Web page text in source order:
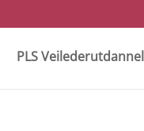
PLS